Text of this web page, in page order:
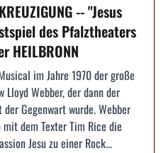
-- "Jesus
des Pfalztheaters
HEILBRONN
im Jahre 1970 der große
Webber, der dann der
Gegenwart wurde. Webber
dem Texter Tim Rice die
Jesu zu einer Rock...